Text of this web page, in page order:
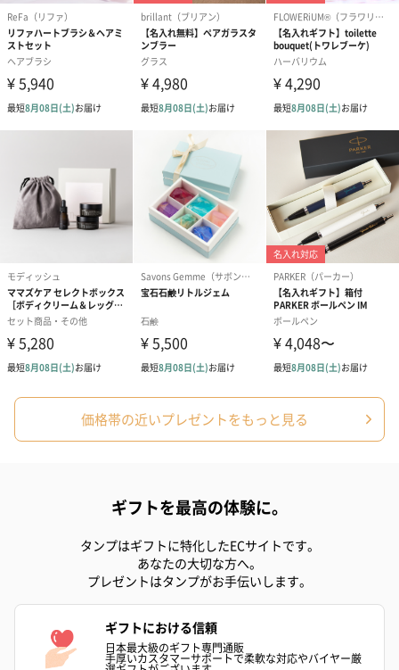
フラワーテディベア
（2,390円）
テディベア（バニラ）
（1,760円）
テディベア（
ル）（1,760円
紅茶・コーヒー・スイーツ
紅茶・コーヒー・スイーツを同梱してお届けいたします。ギフト
への＋αにおすすめです。
アールグレイ（HAPPY
（660円）
アールグレイティー
フルーツティ
スイーツを同梱してお届けいたします。ギフトへの＋αにおすすめ
価格帯の近いプレゼントをもっと見る
ギフトを最高の体験に。
タンプはギフトに特化したECサイトです。
あなたの大切な方へ。
プレゼントはタンプがお手伝いします。
ギフトにおける信頼
日本最大級のギフト専門通販
手厚いカスタマーサポートで柔軟な対応やバイヤー厳